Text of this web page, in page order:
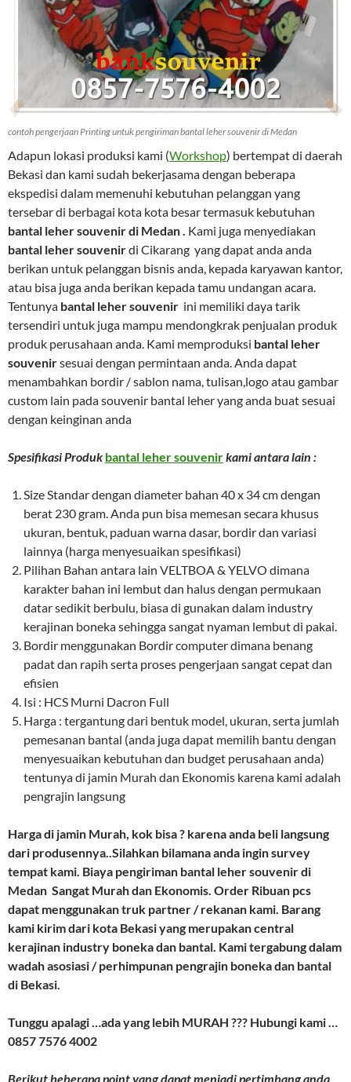
contoh pengerjaan Printing untuk pengiriman bantal leher souvenir di Medan
Adapun lokasi produksi kami (Workshop) bertempat di daerah
Bekasi dan kami sudah bekerjasama dengan beberapa
ekspedisi dalam memenuhi kebutuhan pelanggan yang
tersebar di berbagai kota kota besar termasuk kebutuhan
bantal leher souvenir di Medan . Kami juga menyediakan
bantal leher souvenirdi Cikarang yang dapat anda anda
berikan untuk pelanggan bisnis anda, kepada karyawan kantor,
atau bisa juga anda berikan kepada tamu undangan acara.
Tentunya bantal leher souvenir ini memiliki daya tarik
tersendiri untuk juga mampu mendongkrak penjualan produk
produk perusahaan anda. Kami memproduksi bantal leher
souvenirsesuai dengan permintaan anda. Anda dapat
menambahkan bordir / sablon nama, tulisan,logo atau gambar
custom lain pada souvenir bantal leher yang anda buat sesuai
dengan keinginan anda
Spesifikasi Produk bantal leher souvenirkami antara lain :
Size Standar dengan diameter bahan 40 x 34 cm dengan
berat 230 gram. Anda pun bisa memesan secara khusus
ukuran, bentuk, paduan warna dasar, bordir dan variasi
lainnya (harga menyesuaikan spesifikasi)
Pilihan Bahan antara lain VELTBOA & YELVO dimana
karakter bahan ini lembut dan halus dengan permukaan
datar sedikit berbulu, biasa di gunakan dalam industry
kerajinan boneka sehingga sangat nyaman lembut di pakai.
Bordir menggunakan Bordir computer dimana benang
padat dan rapih serta proses pengerjaan sangat cepat dan
efisien
Isi : HCS Murni Dacron Full
Harga : tergantung dari bentuk model, ukuran, serta jumlah
pemesanan bantal (anda juga dapat memilih bantu dengan
menyesuaikan kebutuhan dan budget perusahaan anda)
tentunya di jamin Murah dan Ekonomis karena kami adalah
pengrajin langsung
Harga di jamin Murah, kok bisa ? karena anda beli langsung
dari produsennya..Silahkan bilamana anda ingin survey
tempat kami. Biaya pengiriman bantal leher souvenir di
Medan Sangat Murah dan Ekonomis. Order Ribuan pcs
dapat menggunakan truk partner / rekanan kami. Barang
kami kirim dari kota Bekasi yang merupakan central
kerajinan industry boneka dan bantal. Kami tergabung dalam
wadah asosiasi / perhimpunan pengrajin boneka dan bantal
di Bekasi.
Tunggu apalagi …ada yang lebih MURAH ??? Hubungi kami …
0857 7576 4002
Berikut beberapa point yang dapat menjadi pertimbang anda